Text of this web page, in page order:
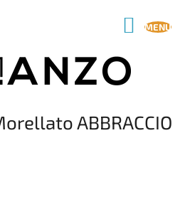
KOSÁR
ABBRACCIO